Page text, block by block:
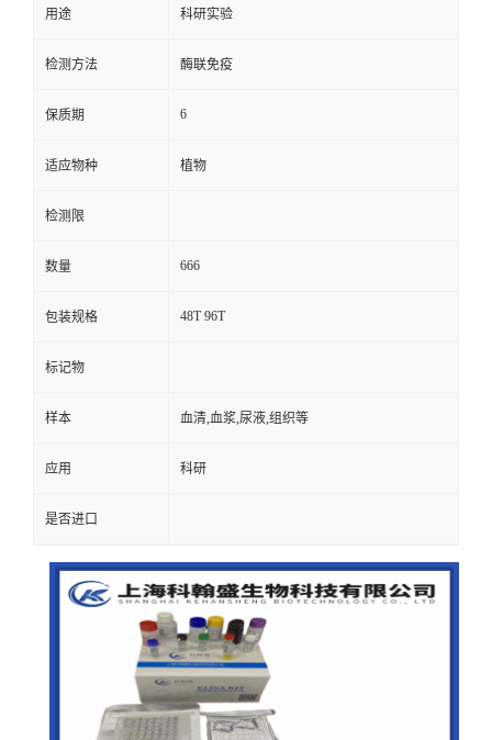
用途 科研实验
检测方法 酶联免疫
保质期 6
适应物种 植物
检测限
数量 666
包装规格 48T 96T
标记物
样本 血清,血浆,尿液,组织等
应用 科研
是否进口